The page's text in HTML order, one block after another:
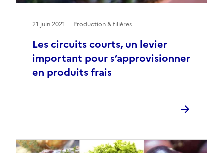
Les circuits courts, un levier
important pour s’approvisionner
en produits frais
21 juin 2021 Production & filières